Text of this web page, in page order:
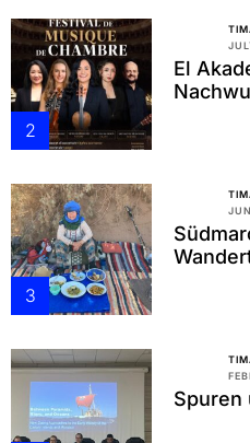
2
El
3
Spuren